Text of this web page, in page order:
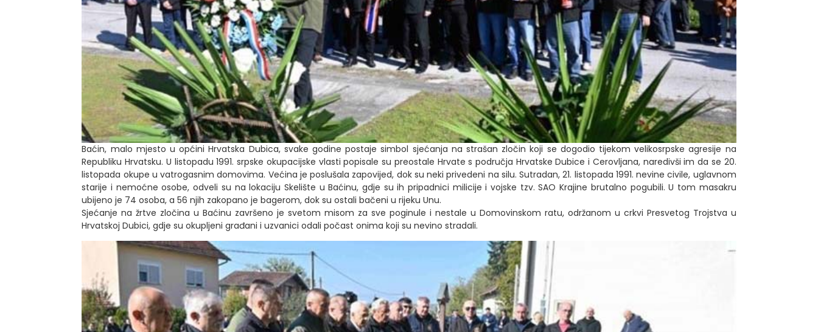
Baćin, malo mjesto u općini Hrvatska Dubica, svake godine postaje simbol sjećanja na strašan zločin koji se dogodio tijekom velikosrpske agresije na
Republiku Hrvatsku. U listopadu 1991. srpske okupacijske vlasti popisale su preostale Hrvate s područja Hrvatske Dubice i Cerovljana, naredivši im da se 20.
listopada okupe u vatrogasnim domovima. Većina je poslušala zapovijed, dok su neki privedeni na silu. Sutradan, 21. listopada 1991. nevine civile, uglavnom
starije i nemoćne osobe, odveli su na lokaciju Skelište u Baćinu, gdje su ih pripadnici milicije i vojske tzv. SAO Krajine brutalno pogubili. U tom masakru
ubijeno je 74 osoba, a 56 njih zakopano je bagerom, dok su ostali bačeni u rijeku Unu.
Sjećanje na žrtve zločina u Baćinu završeno je svetom misom za sve poginule i nestale u Domovinskom ratu, održanom u crkvi Presvetog Trojstva u
Hrvatskoj Dubici, gdje su okupljeni građani i uzvanici odali počast onima koji su nevino stradali.